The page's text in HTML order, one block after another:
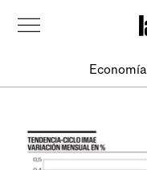
Economía